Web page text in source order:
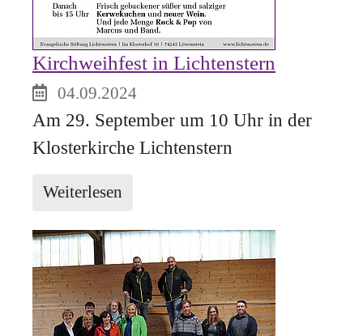
Kirchweihfest in Lichtenstern
04.09.2024
Am 29. September um 10 Uhr in der
Klosterkirche Lichtenstern
Weiterlesen